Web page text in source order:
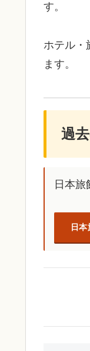
す。
ホテル・
ます。
過
日本旅
日